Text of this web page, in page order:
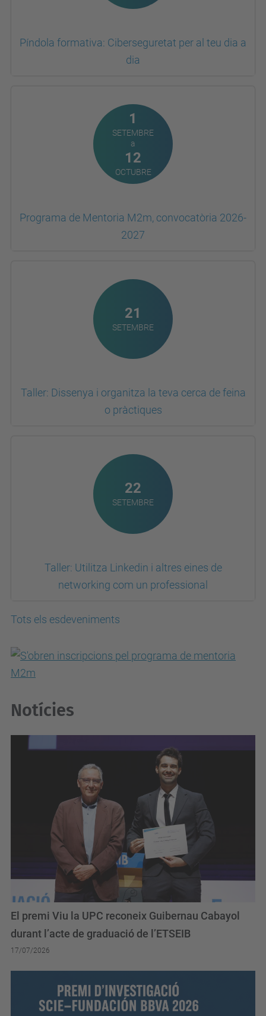
Píndola formativa: Ciberseguretat per al teu dia a
dia
1
SETEMBRE
a
12
OCTUBRE
Programa de Mentoria M2m, convocatòria 2026-
2027
21
SETEMBRE
Taller: Dissenya i organitza la teva cerca de feina
o pràctiques
22
SETEMBRE
Taller: Utilitza Linkedin i altres eines de
networking com un professional
Tots els esdeveniments
Notícies
El premi Viu la UPC reconeix Guibernau Cabayol
durant l’acte de graduació de l’ETSEIB
17/07/2026